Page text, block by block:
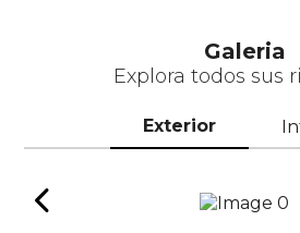
Galeria
Explora todos sus
Exterior
chevron_left